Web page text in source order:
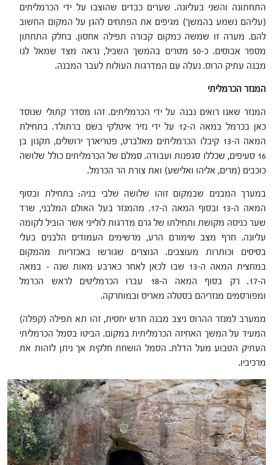
התחתונה והשני בעליונה. שערים כבדים שהוצבו על ידי הכרמליתים
(עליהם נשמע בהמשך) מגיפים את הפתחים להגן על המקום החשוב
להם. מערה זו שמשה כמקום קבורה תפילה אחסון. בחלק התחתון
מספר אבוסים. כ-50 מטרים בהמשך השביל, נראה מצד שמאל לנו
מבנה עתיק הרוס. נעלה עם המדרגות העולות לעבר המבנה.
המנזר הכרמליתי
המנזר שאנו רואים נבנה על ידי הכרמליתים. זהו מסדר קתולי שנוסד
כאן בכרמל במאה ה-12 על ידי נזיר איטלקי בשם ברתולד. בתחילת
המאה ה-13 קיבלו הכרמליתים מאלברט, פטריארך ירושלים, תקנון בן
16 סעיפים, שכללו סגפנות ועבודה. סמלם של הכרמליתים כולל שלושה
כוכבים (מרים, אליהו ואלישע) ואת צורת הר הכרמל.
במערך המבנים שבמקום זוהו שלושה שלבי בניה: בתחילת ובסוף
המאה ה-13 ובסוף המאה ה-17. מהמנזר בעל האולם המלבני, שרד
שער כניסה מקושת ותחילתו של גרם מדרגות לולייני אשר הוביל לקומה
עליונה. חרף מצב שימורם הרע, מרשימים העמודים הלבנים בעלי
בסיסים וכותרות מעוצבים. הנוצרים שגורשו באכזריות מהמקום
במחצית המאה ה-13 שבו לכאן לאחר כארבע מאות שנה – במאה
ה-17. רק בסוף המאה ה-18 עברו הכרמליטים לראש הכרמל
ומפורסמים מנזריהם בסטלה מאריס ובמוחרקה.
ממערב למנזר ההרוס ניצב מבנה חדש יחסית, זהו תא תפילה (קפלה)
המעיד על המשך האחיזה הכרמליתית במקום. הביטו בסמל הכרמליתי
העתיק הטבוע מעל הדלת. הסמל הושחת חלקית אך ניתן לזהות את
מרכיביו.